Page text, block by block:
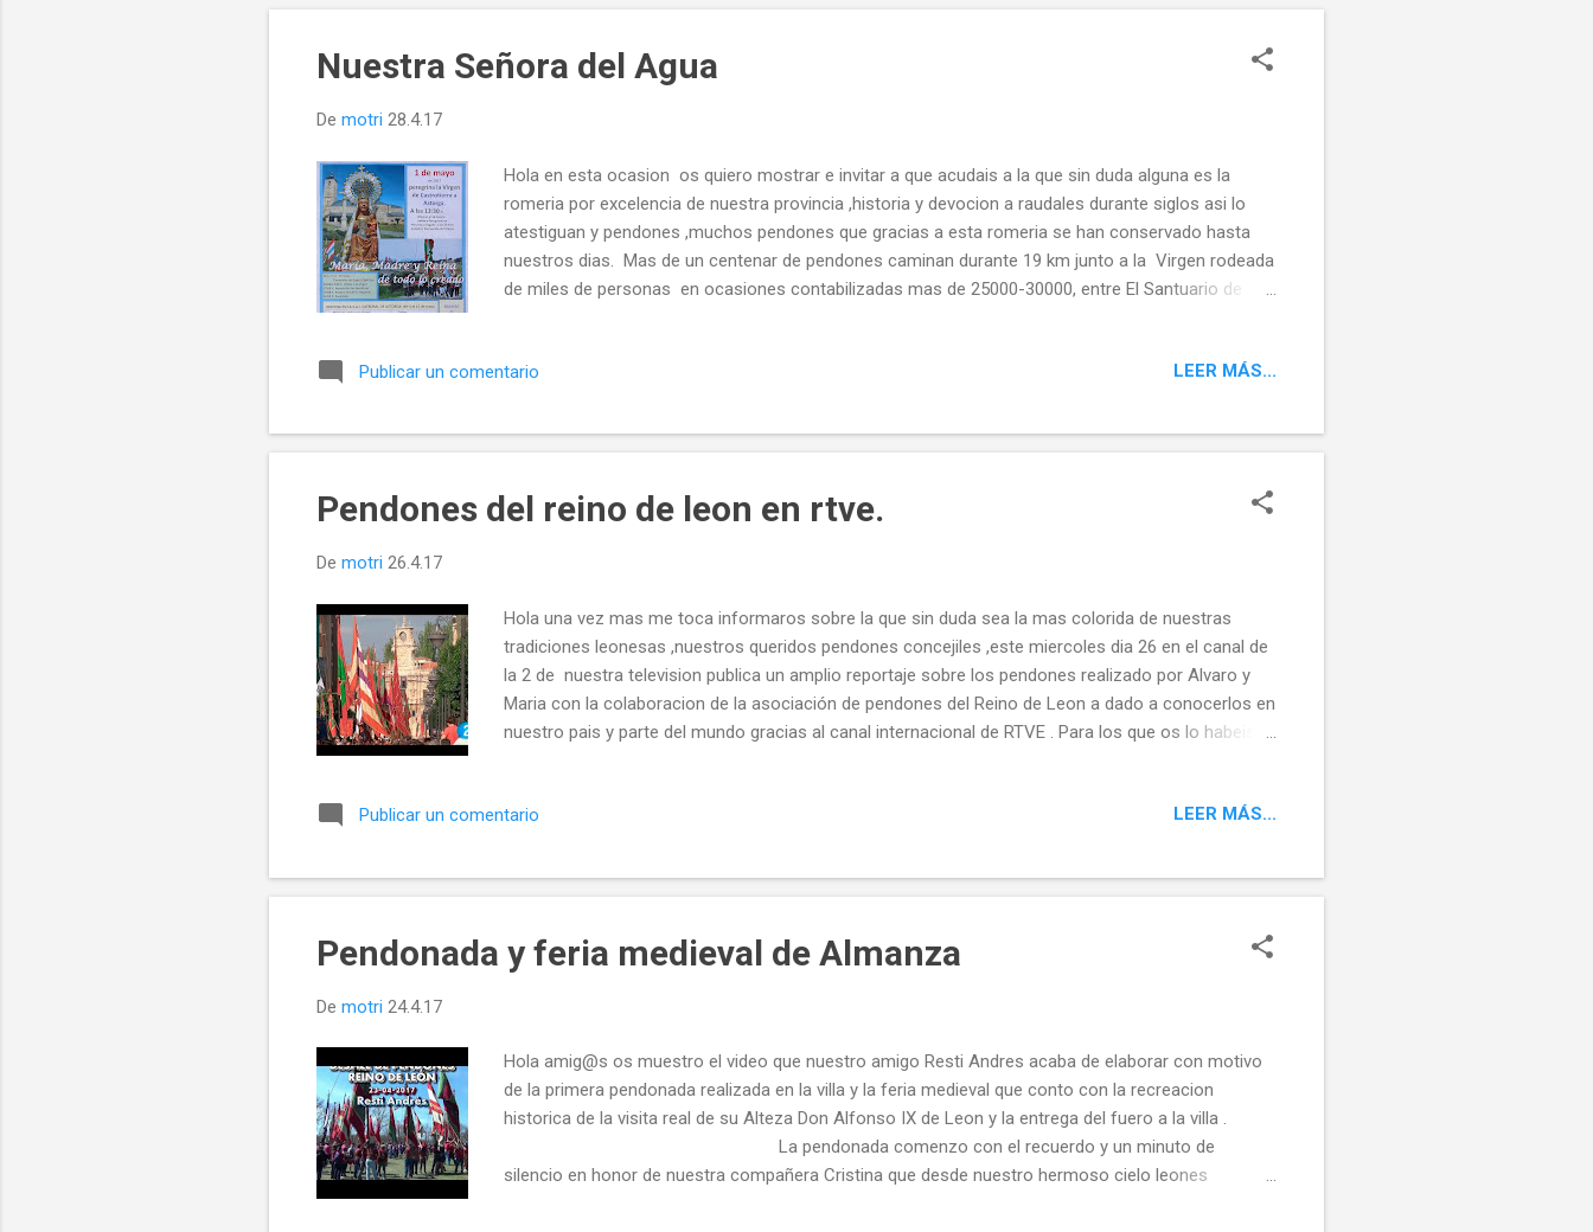
excepcionales donde incluso se pueden observar grandes A...
Nuestra Señora del Agua
De motri 28.4.17
Hola en esta ocasion os quiero mostrar e invitar a que acudais a la que sin duda alguna es la
romeria por excelencia de nuestra provincia ,historia y devocion a raudales durante siglos asi lo
atestiguan y pendones ,muchos pendones que gracias a esta romeria se han conservado hasta
nuestros dias. Mas de un centenar de pendones caminan durante 19 km junto a la Virgen rodeada
de miles de personas en ocasiones contabilizadas mas de 25000-30000, entre El Santuario de
poco de Historia: La Virgen de Catrotierra está considerada la Diosa
Publicar un comentario LEER MÁS...
Pendones del reino de leon en rtve.
De motri 26.4.17
Hola una vez mas me toca informaros sobre la que sin duda sea la mas colorida de nuestras
tradiciones leonesas ,nuestros queridos pendones concejiles ,este miercoles dia 26 en el canal de
la 2 de nuestra television publica un amplio reportaje sobre los pendones realizado por Alvaro y
Maria con la colaboracion de la asociación de pendones del Reino de Leon a dado a conocerlos en
nuestro pais y parte del mundo gracias al canal internacional de RTVE . Para los que os lo habeis
olvidar de donde somos y de donde venimos.... @templeteORG Twittear Seguir a @templeteORG
Publicar un comentario LEER MÁS...
Pendonada y feria medieval de Almanza
De motri 24.4.17
Hola amig@s os muestro el video que nuestro amigo Resti Andres acaba de elaborar con motivo
de la primera pendonada realizada en la villa y la feria medieval que conto con la recreacion
historica de la visita real de su Alteza Don Alfonso IX de Leon y la entrega del fuero a la villa .
La pendonada comenzo con el recuerdo y un minuto de
silencio en honor de nuestra compañera Cristina que desde nuestro hermoso cielo leones